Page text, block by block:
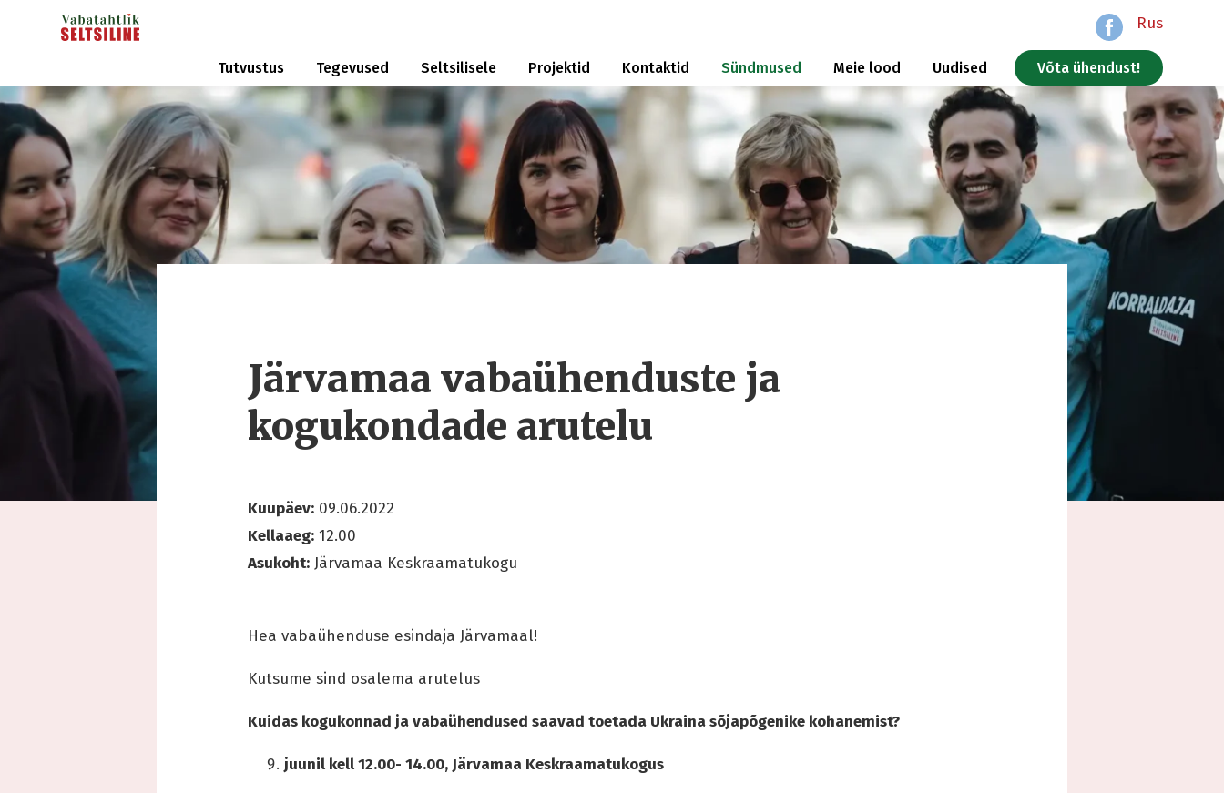
Rus
Tutvustus Tegevused Seltsilisele Projektid Kontaktid Sündmused Meie lood Uudised Võta ühendust!
Järvamaa vabaühenduste ja
kogukondade arutelu
Kuupäev: 09.06.2022
Kellaaeg: 12.00
Asukoht: Järvamaa Keskraamatukogu
Hea vabaühenduse esindaja Järvamaal!
Kutsume sind osalema arutelus
Kuidas kogukonnad ja vabaühendused saavad toetada Ukraina sõjapõgenike kohanemist?
juunil kell 12.00- 14.00, Järvamaa Keskraamatukogus